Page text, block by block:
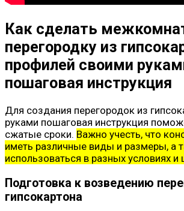
Как сделать
перегородку из
профилей своими
пошаговая инструкция
Для создания перегородок из
руками пошаговая инструкция
сжатые сроки. Важно учесть, что
иметь различные виды и размеры, а
использоваться в разных условиях и
Подготовка к возведению
гипсокартона